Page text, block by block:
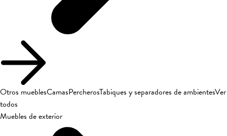
Otros mueblesCamasPercherosTabiques y separadores de ambientesVer
todos
Muebles de exterior